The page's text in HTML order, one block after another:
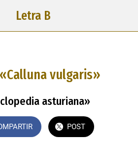
Letra B
vulgaris»
asturiana»
POST